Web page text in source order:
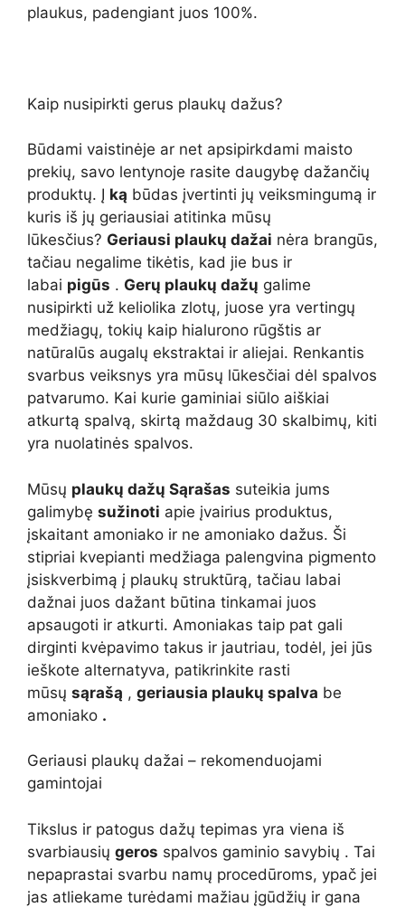
plaukus, padengiant juos 100%.
Kaip nusipirkti gerus plaukų dažus?
Būdami vaistinėje ar net apsipirkdami maisto
prekių, savo lentynoje rasite daugybę dažančių
produktų. Į ką būdas įvertinti jų veiksmingumą ir
kuris iš jų geriausiai atitinka mūsų
lūkesčius? Geriausi plaukų dažai nėra brangūs,
tačiau negalime tikėtis, kad jie bus ir
labai pigūs . Gerų plaukų dažų galime
nusipirkti už keliolika zlotų, juose yra vertingų
medžiagų, tokių kaip hialurono rūgštis ar
natūralūs augalų ekstraktai ir aliejai. Renkantis
svarbus veiksnys yra mūsų lūkesčiai dėl spalvos
patvarumo. Kai kurie gaminiai siūlo aiškiai
atkurtą spalvą, skirtą maždaug 30 skalbimų, kiti
yra nuolatinės spalvos.
Mūsų plaukų dažų Sąrašas suteikia jums
galimybę sužinoti apie įvairius produktus,
įskaitant amoniako ir ne amoniako dažus. Ši
stipriai kvepianti medžiaga palengvina pigmento
įsiskverbimą į plaukų struktūrą, tačiau labai
dažnai juos dažant būtina tinkamai juos
apsaugoti ir atkurti. Amoniakas taip pat gali
dirginti kvėpavimo takus ir jautriau, todėl, jei jūs
ieškote alternatyva, patikrinkite rasti
mūsų sąrašą , geriausia plaukų spalva be
amoniako .
Geriausi plaukų dažai – rekomenduojami
gamintojai
Tikslus ir patogus dažų tepimas yra viena iš
svarbiausių geros spalvos gaminio savybių . Tai
nepaprastai svarbu namų procedūroms, ypač jei
jas atliekame turėdami mažiau įgūdžių ir gana